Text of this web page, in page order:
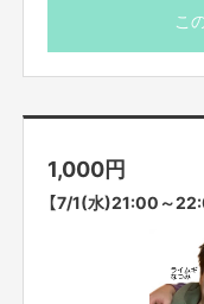
不良品、発送品間違いの場
7日以内に上記問い合わせ
をお受け出来ない場合がご
【返品送料】
不良品、発送商品間違い
さい。変更になっこ
1,000円
【7/1(水)21:00～